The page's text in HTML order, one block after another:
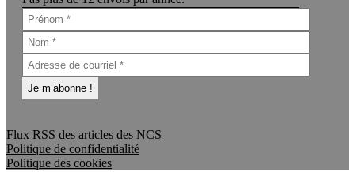
Flux RSS des articles des NCS
Politique de confidentialité
Politique des cookies